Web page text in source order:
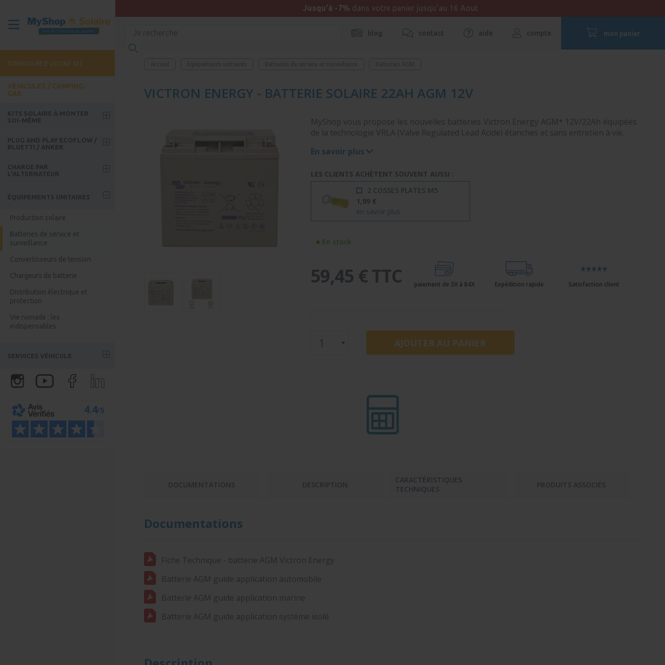
Jusqu'à -7%dans votre panier jusqu'au 16 Aout
blog contact aide compte mon panier
CONFIGUREZ VOTRE KIT
VÉHICULES / CAMPING-
CAR
Batteries Bluetti
Kits solaire Bluetti
Accessoires Bluetti
Batteries Anker
Batterie Anker
Batterie Jackery
Coupleur séparateur
Chargeur Booster DC/DC
Production solaire
Batteries de service et
surveillance
Convertisseurs de tension
Chargeurs de batterie
Distribution électrique et
protection
Vie nomade : les
indispensables
Partenaires aménageurs
Certivan - Homologation VASP
VICTRON ENERGY - BATTERIE SOLAIRE 22AH AGM 12V
MyShop vous propose les nouvelles batteries Victron Energy AGM* 12V/22Ah équipées
de la technologie VRLA (Valve Regulated Lead Acide) étanches et sans entretien à vie.
En savoir plus
LES CLIENTS ACHÈTENT SOUVENT AUSSI :
2 COSSES PLATES M5
1,99 €
en savoir plus
En stock
59,45 € TTC paiement de 3X à 84X Expédition rapide Satisfaction client
DOCUMENTATIONS DESCRIPTION
CARACTÉRISTIQUES
TECHNIQUES
PRODUITS ASSOCIÉS
Documentations
Fiche Technique - batterie AGM Victron Energy
Batterie AGM guide application automobile
Batterie AGM guide application marine
Batterie AGM guide application système isolé